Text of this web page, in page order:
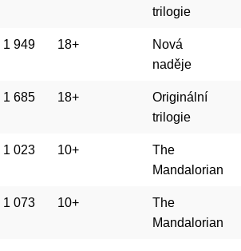
trilogie
1 949 18+
Nová
naděje
1 685 18+
Originální
trilogie
1 023 10+
The
Mandalorian
1 073 10+
The
Mandalorian